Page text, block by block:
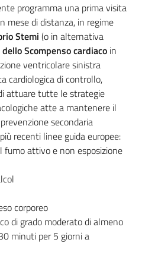
programma una prima visita
mese di distanza, in regime
Stemi (o in alternativa
Scompenso cardiaco in
ventricolare sinistra
cardiologica di controllo,
attuare tutte le strategie
atte a mantenere il
secondaria
recenti linee guida europee:
fumo attivo e non esposizione
corporeo
di grado moderato di almeno
minuti per 5 giorni a